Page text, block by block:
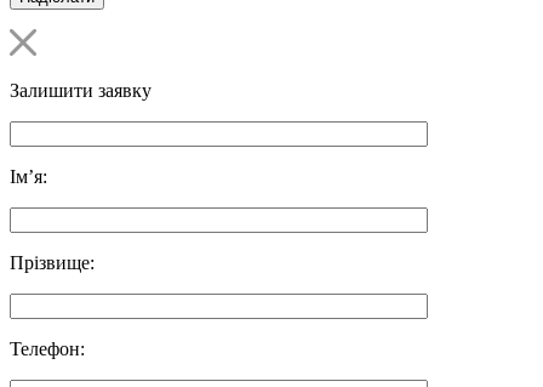
Залишити заявку
Ім’я:
Прізвище:
Телефон: